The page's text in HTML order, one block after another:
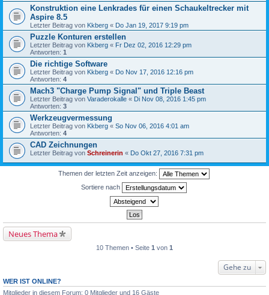
Konstruktion eine Lenkrades für einen Schaukeltrecker mit
Aspire 8.5
Letzter Beitrag von Kkberg « Do Jan 19, 2017 9:19 pm
Puzzle Konturen erstellen
Letzter Beitrag von Kkberg « Fr Dez 02, 2016 12:29 pm
Antworten: 1
Die richtige Software
Letzter Beitrag von Kkberg « Do Nov 17, 2016 12:16 pm
Antworten: 4
Mach3 "Charge Pump Signal" und Triple Beast
Letzter Beitrag von Varaderokalle « Di Nov 08, 2016 1:45 pm
Antworten: 3
Werkzeugvermessung
Letzter Beitrag von Kkberg « So Nov 06, 2016 4:01 am
Antworten: 4
CAD Zeichnungen
Letzter Beitrag von Schreinerin « Do Okt 27, 2016 7:31 pm
Themen der letzten Zeit anzeigen:
Sortiere nach
Neues Thema
10 Themen • Seite 1 von 1
Gehe zu
WER IST ONLINE?
Mitglieder in diesem Forum: 0 Mitglieder und 16 Gäste